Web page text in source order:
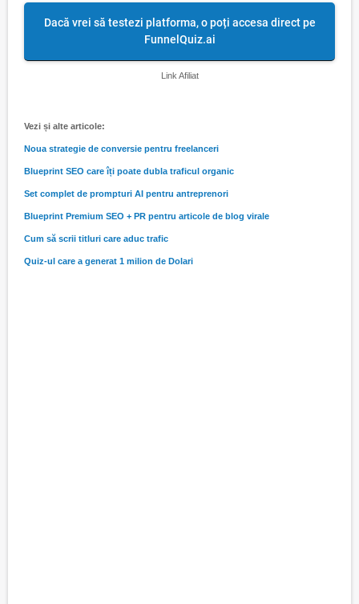
Dacă vrei să testezi platforma, o poți accesa direct pe
FunnelQuiz.ai
Link Afiliat
Vezi și alte articole:
Noua strategie de conversie pentru freelanceri
Blueprint SEO care îți poate dubla traficul organic
Set complet de prompturi AI pentru antreprenori
Blueprint Premium SEO + PR pentru articole de blog virale
Cum să scrii titluri care aduc trafic
Quiz-ul care a generat 1 milion de Dolari